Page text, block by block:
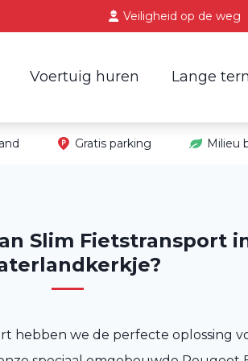
Veiligheid op de weg
Voertuig huren Lange
Gratis parking Milieu
Slim Fietstransport
hebben we de perfecte oplossing